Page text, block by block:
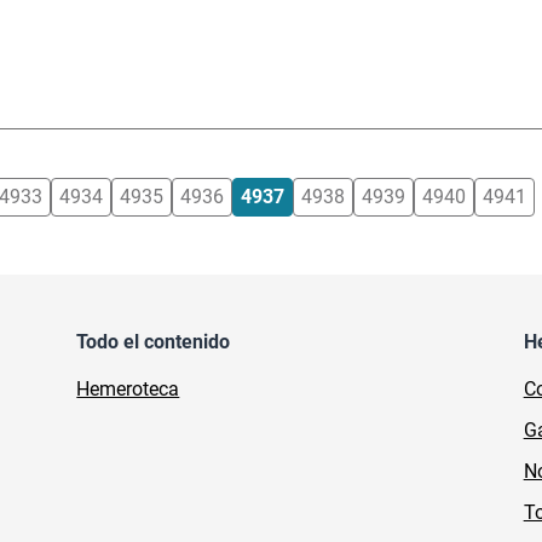
4934 4935 4936 4937 4938 4939 4940 4941
Todo el contenido
Hemeroteca